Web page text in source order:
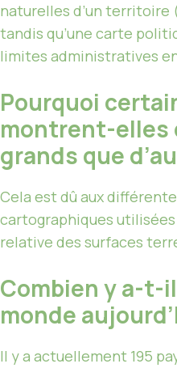
naturelles d’un territoire
tandis qu’une carte
limites administratives
Pourquoi
montrent-elles
grands que
Cela est dû aux
cartographiques
relative des surfaces
Combien y a-t-
monde
Il y a actuellement 195